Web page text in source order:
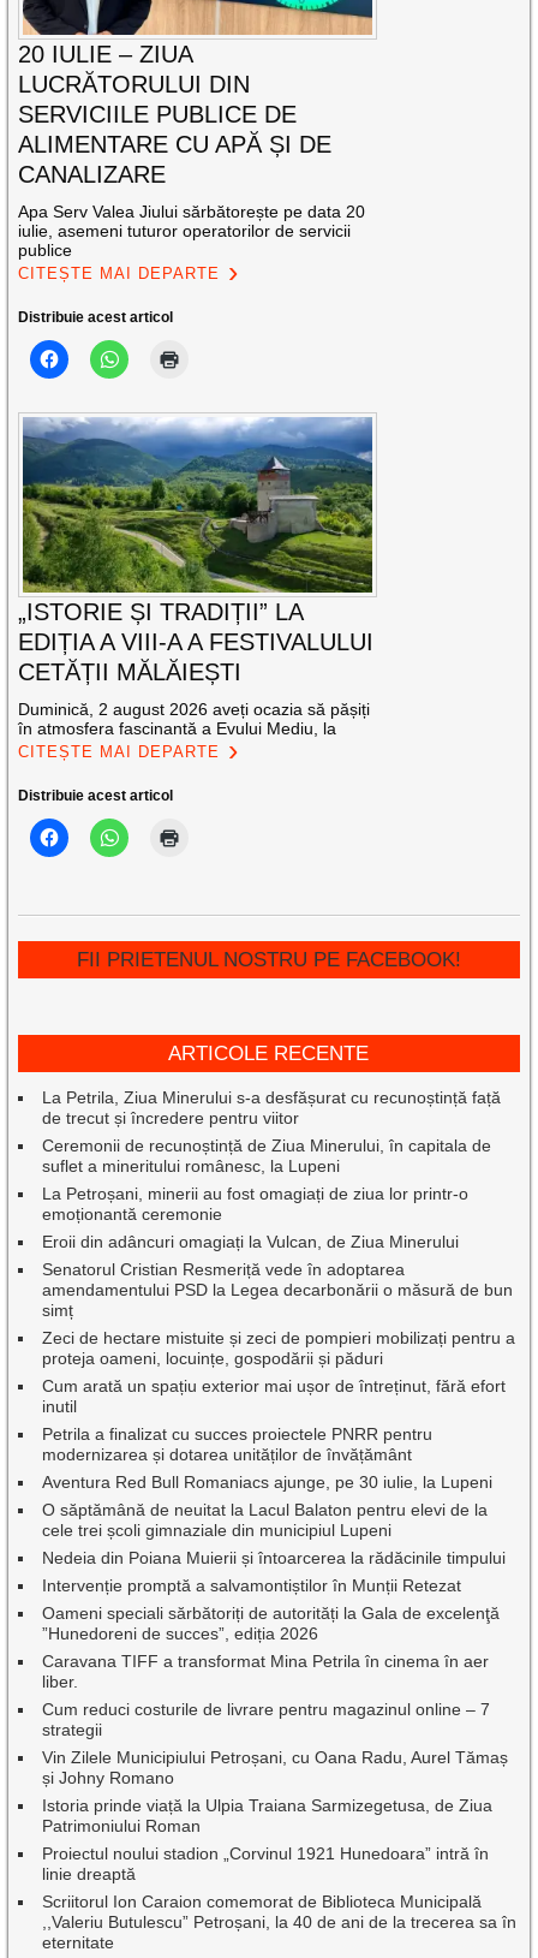
20 IULIE – ZIUA
LUCRĂTORULUI DIN
SERVICIILE PUBLICE DE
ALIMENTARE CU APĂ ȘI DE
CANALIZARE
Apa Serv Valea Jiului sărbătorește pe data 20
iulie, asemeni tuturor operatorilor de servicii
publice
CITEȘTE MAI DEPARTE
Distribuie acest articol
„ISTORIE ȘI TRADIȚII” LA
EDIȚIA A VIII-A A FESTIVALULUI
CETĂȚII MĂLĂIEȘTI
Duminică, 2 august 2026 aveți ocazia să pășiți
în atmosfera fascinantă a Evului Mediu, la
CITEȘTE MAI DEPARTE
Distribuie acest articol
FII PRIETENUL NOSTRU PE FACEBOOK!
ARTICOLE RECENTE
La Petrila, Ziua Minerului s-a desfășurat cu recunoștință față
de trecut și încredere pentru viitor
Ceremonii de recunoștință de Ziua Minerului, în capitala de
suflet a mineritului românesc, la Lupeni
La Petroșani, minerii au fost omagiați de ziua lor printr-o
emoționantă ceremonie
Eroii din adâncuri omagiați la Vulcan, de Ziua Minerului
Senatorul Cristian Resmeriță vede în adoptarea
amendamentului PSD la Legea decarbonării o măsură de bun
simț
Zeci de hectare mistuite și zeci de pompieri mobilizați pentru a
proteja oameni, locuințe, gospodării și păduri
Cum arată un spațiu exterior mai ușor de întreținut, fără efort
inutil
Petrila a finalizat cu succes proiectele PNRR pentru
modernizarea și dotarea unităților de învățământ
Aventura Red Bull Romaniacs ajunge, pe 30 iulie, la Lupeni
O săptămână de neuitat la Lacul Balaton pentru elevi de la
cele trei școli gimnaziale din municipiul Lupeni
Nedeia din Poiana Muierii și întoarcerea la rădăcinile timpului
Intervenție promptă a salvamontiștilor în Munții Retezat
Oameni speciali sărbătoriți de autorități la Gala de excelenţă
”Hunedoreni de succes”, ediția 2026
Caravana TIFF a transformat Mina Petrila în cinema în aer
liber.
Cum reduci costurile de livrare pentru magazinul online – 7
strategii
Vin Zilele Municipiului Petroșani, cu Oana Radu, Aurel Tămaș
și Johny Romano
Istoria prinde viață la Ulpia Traiana Sarmizegetusa, de Ziua
Patrimoniului Roman
Proiectul noului stadion „Corvinul 1921 Hunedoara” intră în
linie dreaptă
Scriitorul Ion Caraion comemorat de Biblioteca Municipală
,,Valeriu Butulescu” Petroșani, la 40 de ani de la trecerea sa în
eternitate